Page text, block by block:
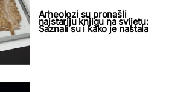
Arheolozi su pronašli
najstariju knjigu na svijetu:
Saznali su i kako je nastala